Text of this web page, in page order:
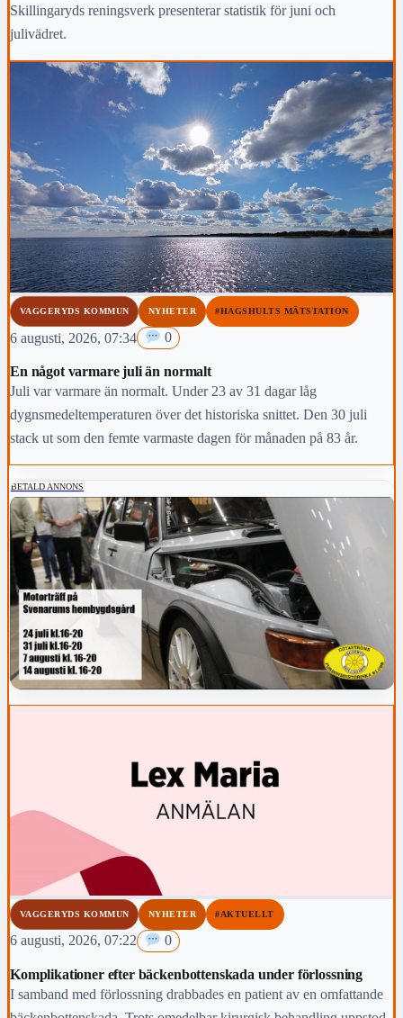
Skillingaryds reningsverk presenterar statistik för juni och
julivädret.
VAGGERYDS KOMMUN NYHETER #HAGSHULTS MÄTSTATION
6 augusti, 2026, 07:34 0
En något varmare juli än normalt
Juli var varmare än normalt. Under 23 av 31 dagar låg
dygnsmedeltemperaturen över det historiska snittet. Den 30 juli
stack ut som den femte varmaste dagen för månaden på 83 år.
BETALD ANNONS
VAGGERYDS KOMMUN NYHETER #AKTUELLT
6 augusti, 2026, 07:22 0
Komplikationer efter bäckenbottenskada under förlossning
I samband med förlossning drabbades en patient av en omfattande